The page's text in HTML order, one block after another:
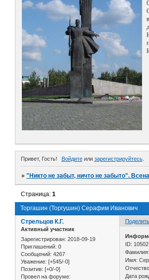
Привет, Гость! Войдитеили зарегистрируйтесь.
»"Никто не забыт, ничто не забыто".
Торгашин (Торгушин) Серафим Иванович
Страница:1
Стрельцов К.Г.
Активный участник
Зарегистрирован: 2018-09-19
Приглашений: 0
Сообщений: 4267
Уважение: [+545/-0]
Позитив: [+0/-0]
Провел на форуме:
ID:
Имя:
Дата